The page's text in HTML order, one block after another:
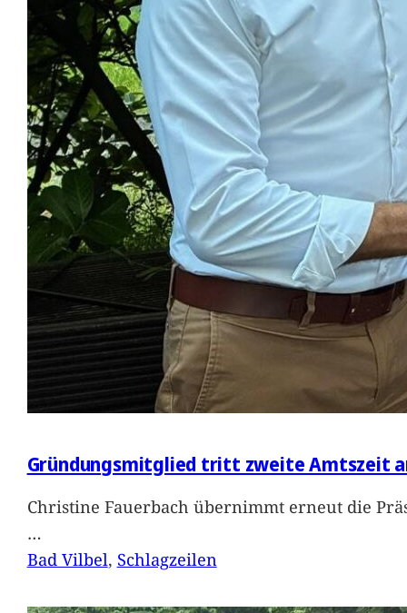
Gründungsmitglied tritt zweite Amtszeit
Christine Fauerbach übernimmt erneut die
…
Bad Vilbel, Schlagzeilen